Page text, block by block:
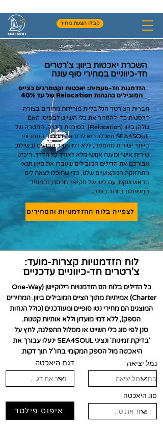
קבלו הצעת מחיר
השכרת יאכטות ביוון: צ'רטרים
חד-כיווניים במחירי סוף עונה
הזדמנות חד-פעמית: יאכטות וקטמרנים בציים
המובילים בהנחות Relocation של עד 40%
חברות הצ'רטר הגלובליות מורידות מחירים בצורה
דרסטית כדי להחזיר את כלי השייט לבסיסי האם
שלהן ביוון (Relocation). כסוכנות בוטיק, המטרה של
SEA4SOUL היא להביא לכם את המחיר התחרותי
ביותר ישירות מהספק, ללא דמי חבר קבועים ובשילוב
שירות אישי ומענה אנושי מלא לאורך כל הדרך. ריכזנו
עבורכם את הדילים המובילים שעברו את סינון תנאי
התחזוקה המקצועיים שלנו, כדי שתוכלו לצאת לים
בראש שקט, עם ליווי של סקיפר מנוסה, ובמחיר
המשתלם ביותר בשוק.
לצפייה בלוח ההזדמנויות והמחירים
לוח הזדמנויות קצרות-מועד:
צ'רטרים חד-כיווניים עדכניים
כל הדילים בלוח הם הזדמנויות רילוקיישן (One-Way
Charter) אמיתיות מתוך הציים המובילים ביוון. המחירים
המוצגים הם מחירי נטו סופיים ומעודכנים (כולל הנחות
הספק), ללא דמי מועדון וללא אותיות קטנות.
סנן לפי סוג כלי השייט או מסלול ההפלגה, לחץ על
'בדיקת זמינות' ונציגי SEA4SOUL ינעלו עבורך את
היאכטה מול הספק המקומי בחו"ל תוך דקות.
נמל יציאה דגם היאכטה
סוג היאכטה
איפוס פילטר